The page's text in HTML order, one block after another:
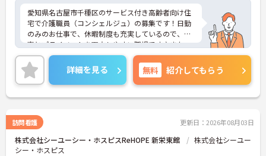
・退職金制度（勤続3年以上）・保育手当・育児短
時間勤務・マインドフルネスプログラムなど、長期
的に安心して働き続けるための制度が充実していま
す
愛知県名古屋市千種区のサービス付き高齢者向け住
宅で介護職員（コンシェルジュ）の募集です！日勤
のみのお仕事で、休暇制度も充実しているので、仕
事とプライベートを両立しやすい職場です♪また、
利用可能な託児施設もあるので、ご家族のいる方で
も安心して働くことができます◎ご興味のある方
は、面接ポイントをお伝えしますので、お気軽にご
連絡ください。
詳細を見る 無料 紹介してもらう
訪問看護 更新日：2026年08月03日
株式会社シーユーシー・ホスピスReHOPE 新栄東館
株式会社シーユー
シー・ホスピス